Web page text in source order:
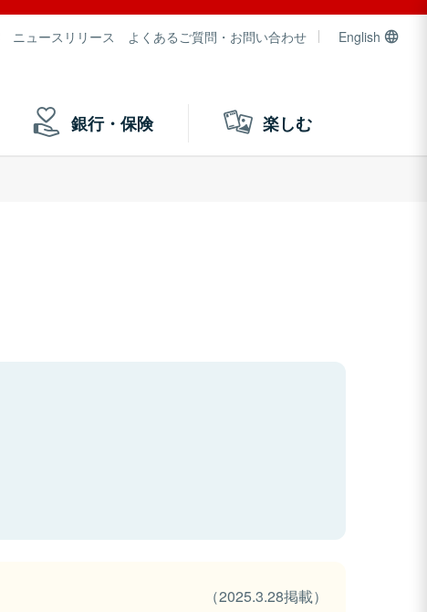
ニュースリリース よくあるご質問・お問い合わせ English
銀行・保険 楽しむ
（2025.3.28掲載）